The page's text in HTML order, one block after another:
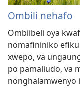
Ombili nehafo
Ombiibeli oya
nomafininiko efiku
xwepo, va
po pamaliudo, va
nonghalamwenyo